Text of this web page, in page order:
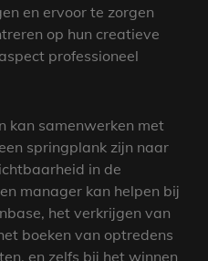
en ervoor te zorgen
op hun creatieve
professioneel
kan samenwerken met
springplank zijn naar
in de
manager kan helpen bij
het verkrijgen van
boeken van optredens
en zelfs bij het winnen